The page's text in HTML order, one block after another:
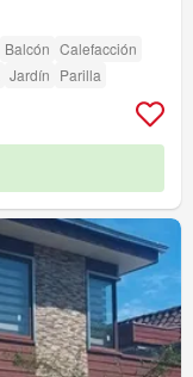
Balcón Calefacción
Jardín Parilla